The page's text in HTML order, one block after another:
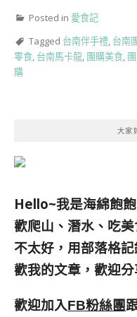
Posted in 愛食記
Tagged 台南伴手禮, 台南
零食, 台南馬卡龍, 團購美食,
購
大家
Hello~我是海綿飽
歡爬山、潛水、吃
不太好，用部落格
歡我的文章，歡迎
歡迎加入FB粉絲團